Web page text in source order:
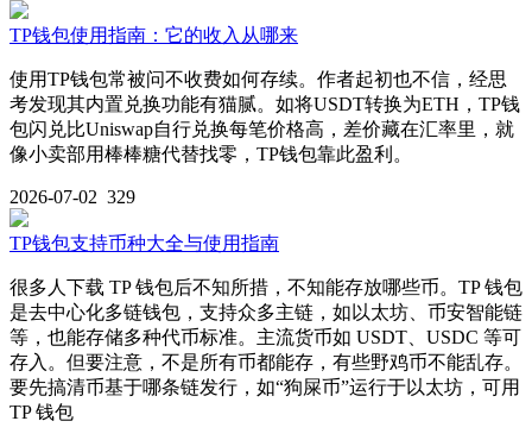
TP钱包使用指南：它的收入从哪来
使用TP钱包常被问不收费如何存续。作者起初也不信，经思
考发现其内置兑换功能有猫腻。如将USDT转换为ETH，TP钱
包闪兑比Uniswap自行兑换每笔价格高，差价藏在汇率里，就
像小卖部用棒棒糖代替找零，TP钱包靠此盈利。
2026-07-02 329
TP钱包支持币种大全与使用指南
很多人下载 TP 钱包后不知所措，不知能存放哪些币。TP 钱包
是去中心化多链钱包，支持众多主链，如以太坊、币安智能链
等，也能存储多种代币标准。主流货币如 USDT、USDC 等可
存入。但要注意，不是所有币都能存，有些野鸡币不能乱存。
要先搞清币基于哪条链发行，如“狗屎币”运行于以太坊，可用
TP 钱包